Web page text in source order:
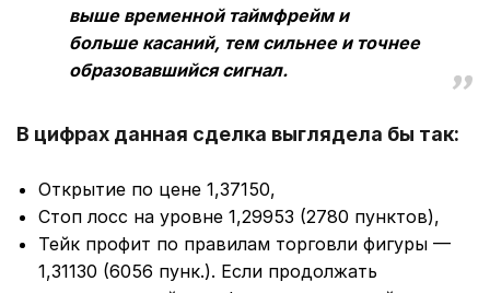
выше временной таймфрейм и
больше касаний, тем сильнее и точнее
образовавшийся сигнал.
В цифрах данная сделка выглядела бы так:
Открытие по цене 1,37150,
Стоп лосс на уровне 1,29953 (2780 пунктов),
Тейк профит по правилам торговли фигуры —
1,31130 (6056 пунк.). Если продолжать